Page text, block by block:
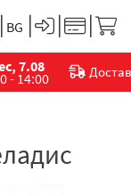
7.08
- 14:00